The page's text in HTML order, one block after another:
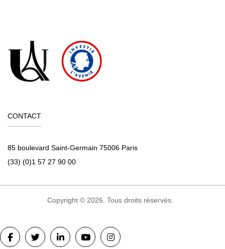
CONTACT
85 boulevard Saint-Germain 75006 Paris
(33) (0)1 57 27 90 00
Copyright © 2026. Tous droits réservés.